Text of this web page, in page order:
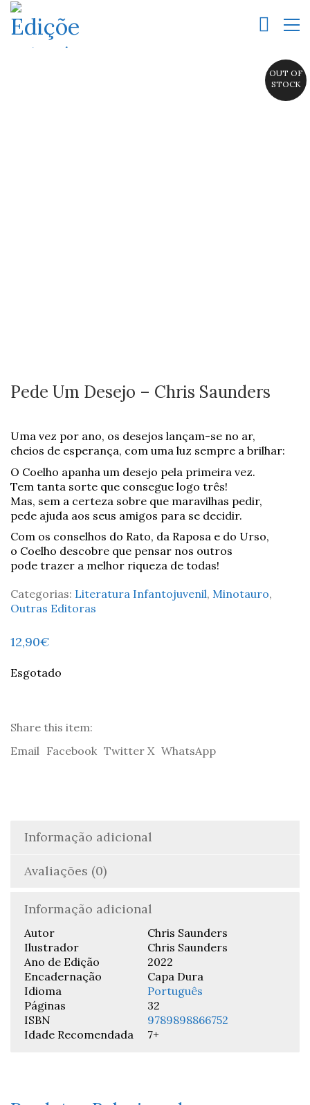
OUT OF
STOCK
Pede Um Desejo – Chris Saunders
Uma vez por ano, os desejos lançam-se no ar,
cheios de esperança, com uma luz sempre a brilhar:
O Coelho apanha um desejo pela primeira vez.
Tem tanta sorte que consegue logo três!
Mas, sem a certeza sobre que maravilhas pedir,
pede ajuda aos seus amigos para se decidir.
Com os conselhos do Rato, da Raposa e do Urso,
o Coelho descobre que pensar nos outros
pode trazer a melhor riqueza de todas!
Categorias: Literatura Infantojuvenil, Minotauro,
Outras Editoras
12,90€
Esgotado
Share this item:
Email Facebook Twitter X WhatsApp
Informação adicional
Avaliações (0)
Informação adicional
Autor
Chris Saunders
Ilustrador
Chris Saunders
Ano de Edição
2022
Encadernação
Capa Dura
Idioma
Português
Páginas
32
ISBN
9789898866752
Idade Recomendada
7+